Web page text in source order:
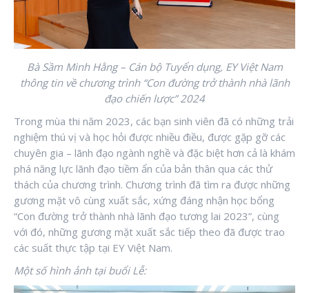
Bà Sầm Minh Hằng – Cán bộ Tuyển dụng, EY Việt Nam
thông tin về chương trình “Con đường trở thành nhà lãnh
đạo chiến lược” 2024
Trong mùa thi năm 2023, các bạn sinh viên đã có những trải
nghiệm thú vị và học hỏi được nhiều điều, được gặp gỡ các
chuyên gia – lãnh đạo ngành nghề và đặc biệt hơn cả là khám
phá năng lực lãnh đạo tiềm ẩn của bản thân qua các thử
thách của chương trình. Chương trình đã tìm ra được những
gương mặt vô cùng xuất sắc, xứng đáng nhận học bổng
“Con đường trở thành nhà lãnh đạo tương lai 2023”, cùng
với đó, những gương mặt xuất sắc tiếp theo đã được trao
các suất thực tập tại EY Việt Nam.
Một số hình ảnh tại buổi Lễ: